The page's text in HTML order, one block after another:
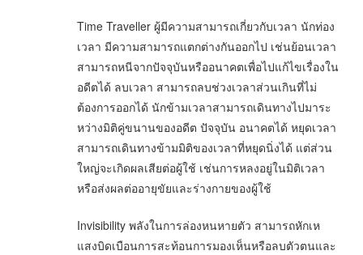
Time Traveller ผู้มีความสามารถเกี่ยวกับเวลา นักท่อง
เวลา มีความสามารถแตกต่างกันออกไป เช่นย้อนเวลา
สามารถหนีจากปัจจุบันหรืออนาคตเพื่อไปแก้ไขเรื่องใน
อดีตได้ ลบเวลา สามารถลบช่วงเวลาส่วนเกินที่ไม่
ต้องการออกได้ นักข้ามเวลาสามารถเดินทางไปมาระ
หว่างมิติคู่ขนานของอดีต ปัจจุบัน อนาคตได้ หยุดเวลา
สามารถเดินทางข้ามมิติของเวลาที่หยุดนิ่งได้ แต่ส่วน
ใหญ่จะเกิดผลเสียต่อผู้ใช้ เช่นการหลงอยู่ในมิติเวลา
หรือส่งผลต่ออายุขัยและร่างกายของผู้ใช้
Invisibility พลังในการล่องหนหายตัว สามารถหักเห
แสงบิดเบือนการสะท้อนการมองเห็นหรือลบตัวตนและ